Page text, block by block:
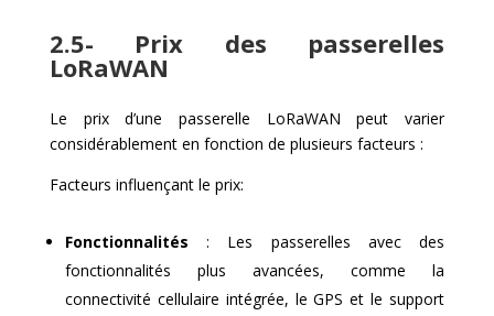
2.5- Prix des passerelles
LoRaWAN
Le prix d’une passerelle LoRaWAN peut varier
considérablement en fonction de plusieurs facteurs :
Facteurs influençant le prix:
Fonctionnalités : Les passerelles avec des
fonctionnalités plus avancées, comme la
connectivité cellulaire intégrée, le GPS et le support